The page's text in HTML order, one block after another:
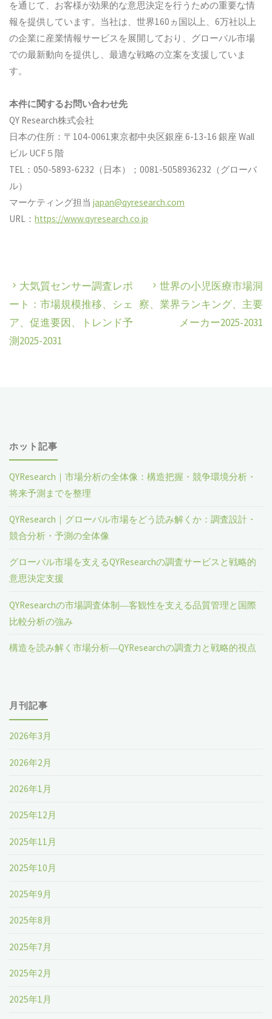
を通じて、お客様が効果的な意思決定を行うための重要な情
報を提供しています。当社は、世界160ヵ国以上、6万社以上
の企業に産業情報サービスを展開しており、グローバル市場
での最新動向を提供し、最適な戦略の立案を支援していま
す。
本件に関するお問い合わせ先
QY Research株式会社
日本の住所：〒104-0061東京都中央区銀座 6-13-16 銀座 Wall
ビル UCF５階
TEL：050-5893-6232（日本）；0081-5058936232（グローバ
ル）
マーケティング担当japan@qyresearch.com
URL：https://www.qyresearch.co.jp
大気質センサー調査レポ
ート：市場規模推移、シェ
ア、促進要因、トレンド予
測2025-2031
世界の小児医療市場洞
察、業界ランキング、主要
メーカー2025-2031
ホット記事
QYResearch｜市場分析の全体像：構造把握・競争環境分析・
将来予測までを整理
QYResearch｜グローバル市場をどう読み解くか：調査設計・
競合分析・予測の全体像
グローバル市場を支えるQYResearchの調査サービスと戦略的
意思決定支援
QYResearchの市場調査体制―客観性を支える品質管理と国際
比較分析の強み
構造を読み解く市場分析―QYResearchの調査力と戦略的視点
月刊記事
2026年3月
2026年2月
2026年1月
2025年12月
2025年11月
2025年10月
2025年9月
2025年8月
2025年7月
2025年2月
2025年1月